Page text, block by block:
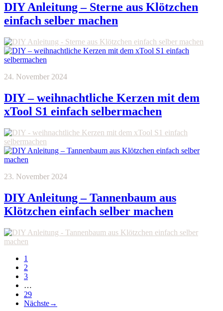
DIY Anleitung – Sterne aus Klötzchen
einfach selber machen
24. November 2024
DIY – weihnachtliche Kerzen mit dem
xTool S1 einfach selbermachen
23. November 2024
DIY Anleitung – Tannenbaum aus
Klötzchen einfach selber machen
1
2
3
…
29
Nächste→